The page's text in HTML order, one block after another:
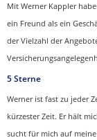
Mit Werner Kappler
ein Freund als ein
der Vielzahl der
5 Sterne
Werner ist fast zu jeder
kürzester Zeit. Er hält
sucht für mich auf